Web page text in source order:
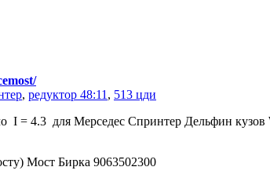
, редуктор 48:11 , 513 цди
I = 4.3 для Мерседес Спринтер Дельфин
Мост Бирка 9063502300